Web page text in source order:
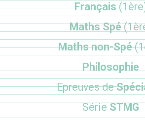
Français
Maths Spé
Maths non-Spé
Philosophie
Epreuves de
SérieSTMG